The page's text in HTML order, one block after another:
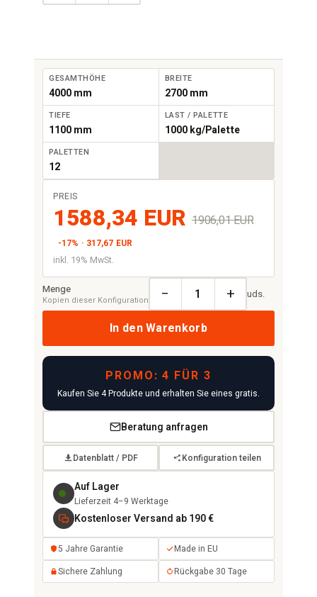
GESAMTHÖHE
4000 mm
BREITE
2700 mm
TIEFE
1100 mm
LAST / PALETTE
1000 kg/Palette
PALETTEN
12
PREIS
1588,34 EUR 1906,01 EUR
-17% · 317,67 EUR
inkl. 19% MwSt.
Menge
Kopien dieser Konfiguration − + uds.
In den Warenkorb
PROMO: 4 FÜR 3
Kaufen Sie 4 Produkte und erhalten Sie eines gratis.
Beratung anfragen
Datenblatt / PDF Konfiguration teilen
Auf Lager
Lieferzeit 4–9 Werktage
Kostenloser Versand ab 190 €
5 Jahre Garantie
Made in EU
Sichere Zahlung
Rückgabe 30 Tage